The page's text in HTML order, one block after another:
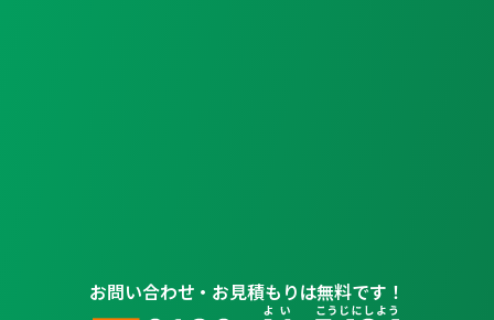
お問い合わせ・お見積もりは無料です！